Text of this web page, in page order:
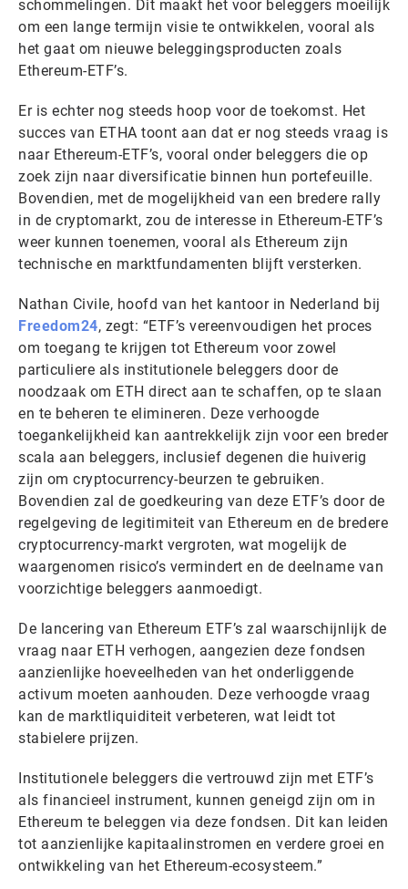
schommelingen. Dit maakt het voor beleggers moeilijk
om een lange termijn visie te ontwikkelen, vooral als
het gaat om nieuwe beleggingsproducten zoals
Ethereum-ETF’s.
Er is echter nog steeds hoop voor de toekomst. Het
succes van ETHA toont aan dat er nog steeds vraag is
naar Ethereum-ETF’s, vooral onder beleggers die op
zoek zijn naar diversificatie binnen hun portefeuille.
Bovendien, met de mogelijkheid van een bredere rally
in de cryptomarkt, zou de interesse in Ethereum-ETF’s
weer kunnen toenemen, vooral als Ethereum zijn
technische en marktfundamenten blijft versterken.
Nathan Civile, hoofd van het kantoor in Nederland bij
Freedom24, zegt: “ETF’s vereenvoudigen het proces
om toegang te krijgen tot Ethereum voor zowel
particuliere als institutionele beleggers door de
noodzaak om ETH direct aan te schaffen, op te slaan
en te beheren te elimineren. Deze verhoogde
toegankelijkheid kan aantrekkelijk zijn voor een breder
scala aan beleggers, inclusief degenen die huiverig
zijn om cryptocurrency-beurzen te gebruiken.
Bovendien zal de goedkeuring van deze ETF’s door de
regelgeving de legitimiteit van Ethereum en de bredere
cryptocurrency-markt vergroten, wat mogelijk de
waargenomen risico’s vermindert en de deelname van
voorzichtige beleggers aanmoedigt.
De lancering van Ethereum ETF’s zal waarschijnlijk de
vraag naar ETH verhogen, aangezien deze fondsen
aanzienlijke hoeveelheden van het onderliggende
activum moeten aanhouden. Deze verhoogde vraag
kan de marktliquiditeit verbeteren, wat leidt tot
stabielere prijzen.
Institutionele beleggers die vertrouwd zijn met ETF’s
als financieel instrument, kunnen geneigd zijn om in
Ethereum te beleggen via deze fondsen. Dit kan leiden
tot aanzienlijke kapitaalinstromen en verdere groei en
ontwikkeling van het Ethereum-ecosysteem.”